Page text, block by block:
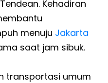
Kehadiran
menuju Jakarta
saat jam sibuk.
transportasi umum